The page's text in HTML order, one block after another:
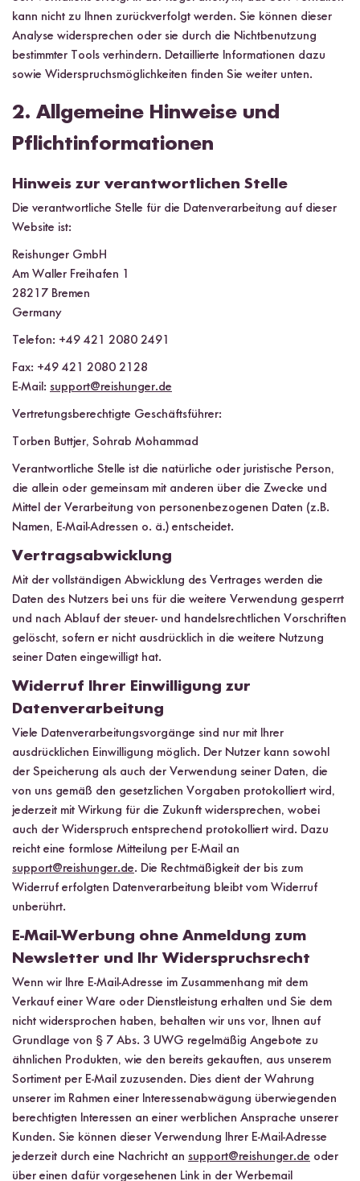
kann nicht zu Ihnen zurückverfolgt werden. Sie können dieser
Analyse widersprechen oder sie durch die Nichtbenutzung
bestimmter Tools verhindern. Detaillierte Informationen dazu
sowie Widerspruchsmöglichkeiten finden Sie weiter unten.
2. Allgemeine Hinweise und
Pflichtinformationen
Hinweis zur verantwortlichen Stelle
Die verantwortliche Stelle für die Datenverarbeitung auf dieser
Website ist:
Reishunger GmbH
Am Waller Freihafen 1
28217 Bremen
Germany
Telefon: +49 421 2080 2491
Fax: +49 421 2080 2128
E-Mail: support@reishunger.de
Vertretungsberechtigte Geschäftsführer:
Torben Buttjer, Sohrab Mohammad
Verantwortliche Stelle ist die natürliche oder juristische Person,
die allein oder gemeinsam mit anderen über die Zwecke und
Mittel der Verarbeitung von personenbezogenen Daten (z.B.
Namen, E-Mail-Adressen o. ä.) entscheidet.
Vertragsabwicklung
Mit der vollständigen Abwicklung des Vertrages werden die
Daten des Nutzers bei uns für die weitere Verwendung gesperrt
und nach Ablauf der steuer- und handelsrechtlichen Vorschriften
gelöscht, sofern er nicht ausdrücklich in die weitere Nutzung
seiner Daten eingewilligt hat.
Widerruf Ihrer Einwilligung zur
Datenverarbeitung
Viele Datenverarbeitungsvorgänge sind nur mit Ihrer
ausdrücklichen Einwilligung möglich. Der Nutzer kann sowohl
der Speicherung als auch der Verwendung seiner Daten, die
von uns gemäß den gesetzlichen Vorgaben protokolliert wird,
jederzeit mit Wirkung für die Zukunft widersprechen, wobei
auch der Widerspruch entsprechend protokolliert wird. Dazu
reicht eine formlose Mitteilung per E-Mail an
support@reishunger.de. Die Rechtmäßigkeit der bis zum
Widerruf erfolgten Datenverarbeitung bleibt vom Widerruf
unberührt.
E-Mail-Werbung ohne Anmeldung zum
Newsletter und Ihr Widerspruchsrecht
Wenn wir Ihre E-Mail-Adresse im Zusammenhang mit dem
Verkauf einer Ware oder Dienstleistung erhalten und Sie dem
nicht widersprochen haben, behalten wir uns vor, Ihnen auf
Grundlage von § 7 Abs. 3 UWG regelmäßig Angebote zu
ähnlichen Produkten, wie den bereits gekauften, aus unserem
Sortiment per E-Mail zuzusenden. Dies dient der Wahrung
unserer im Rahmen einer Interessenabwägung überwiegenden
berechtigten Interessen an einer werblichen Ansprache unserer
Kunden. Sie können dieser Verwendung Ihrer E-Mail-Adresse
jederzeit durch eine Nachricht an support@reishunger.de oder
über einen dafür vorgesehenen Link in der Werbemail